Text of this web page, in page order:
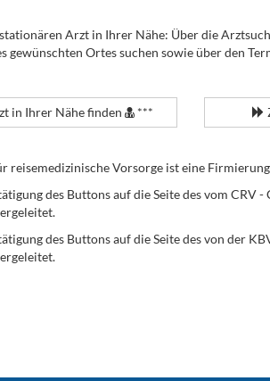
Arzt in Ihrer Nähe: Über die
gewünschten Ortes suchen sowie über den
in Ihrer Nähe finden ***
Vorsorge ist eine
des Buttons auf die Seite des vom CRV
des Buttons auf die Seite des von der